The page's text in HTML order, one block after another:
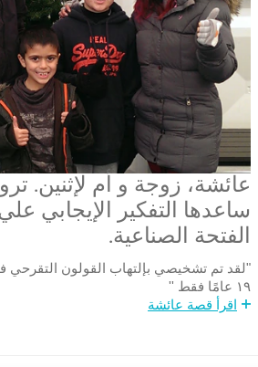
عائشة، زوجة و أم لإثنين.
ساعدها التفكير الإيجابي
الفتحة الصناعية.
١٩ عامًا فقط ''
اقرأ قصة عائشة